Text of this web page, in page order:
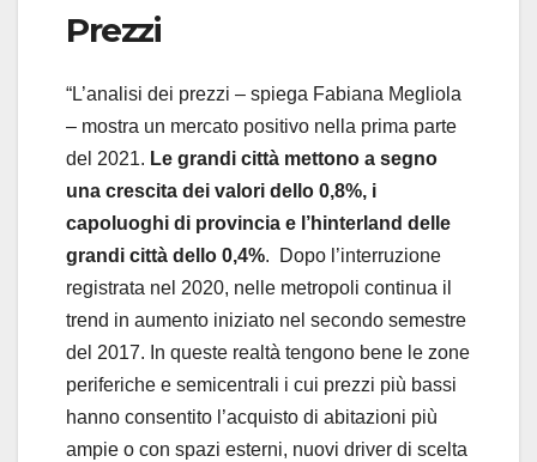
Prezzi
“L’analisi dei prezzi – spiega Fabiana Megliola
– mostra un mercato positivo nella prima parte
del 2021. Le grandi città mettono a segno
una crescita dei valori dello 0,8%, i
capoluoghi di provincia e l’hinterland delle
grandi città dello 0,4%. Dopo l’interruzione
registrata nel 2020, nelle metropoli continua il
trend in aumento iniziato nel secondo semestre
del 2017. In queste realtà tengono bene le zone
periferiche e semicentrali i cui prezzi più bassi
hanno consentito l’acquisto di abitazioni più
ampie o con spazi esterni, nuovi driver di scelta